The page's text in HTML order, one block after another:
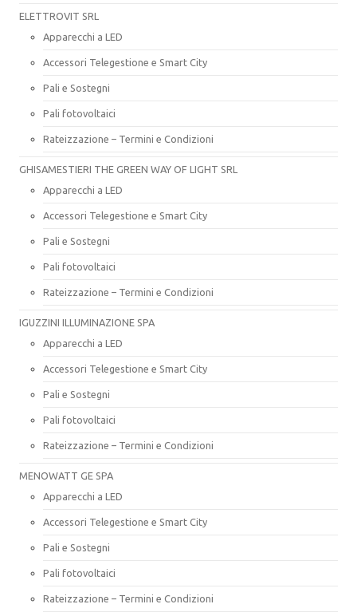
ELETTROVIT SRL
Apparecchi a LED
Accessori Telegestione e Smart City
Pali e Sostegni
Pali fotovoltaici
Rateizzazione – Termini e Condizioni
GHISAMESTIERI THE GREEN WAY OF LIGHT SRL
Apparecchi a LED
Accessori Telegestione e Smart City
Pali e Sostegni
Pali fotovoltaici
Rateizzazione – Termini e Condizioni
IGUZZINI ILLUMINAZIONE SPA
Apparecchi a LED
Accessori Telegestione e Smart City
Pali e Sostegni
Pali fotovoltaici
Rateizzazione – Termini e Condizioni
MENOWATT GE SPA
Apparecchi a LED
Accessori Telegestione e Smart City
Pali e Sostegni
Pali fotovoltaici
Rateizzazione – Termini e Condizioni